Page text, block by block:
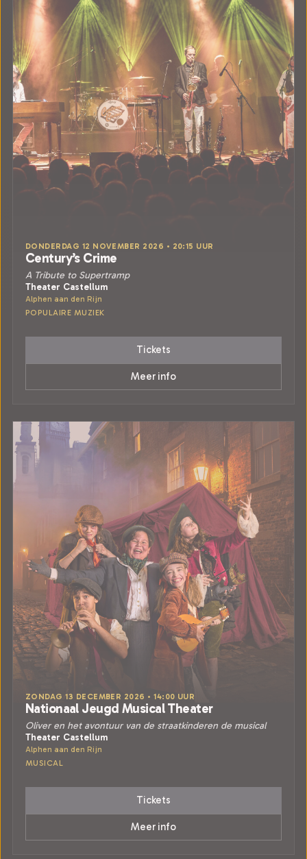
DONDERDAG 12 NOVEMBER 2026 • 20:15 UUR
Century’s Crime
A Tribute to Supertramp
Theater Castellum
Alphen aan den Rijn
POPULAIRE MUZIEK
Tickets
Meer info
ZONDAG 13 DECEMBER 2026 • 14:00 UUR
Nationaal Jeugd Musical Theater
Oliver en het avontuur van de straatkinderen de musical
Theater Castellum
Alphen aan den Rijn
MUSICAL
Tickets
Meer info